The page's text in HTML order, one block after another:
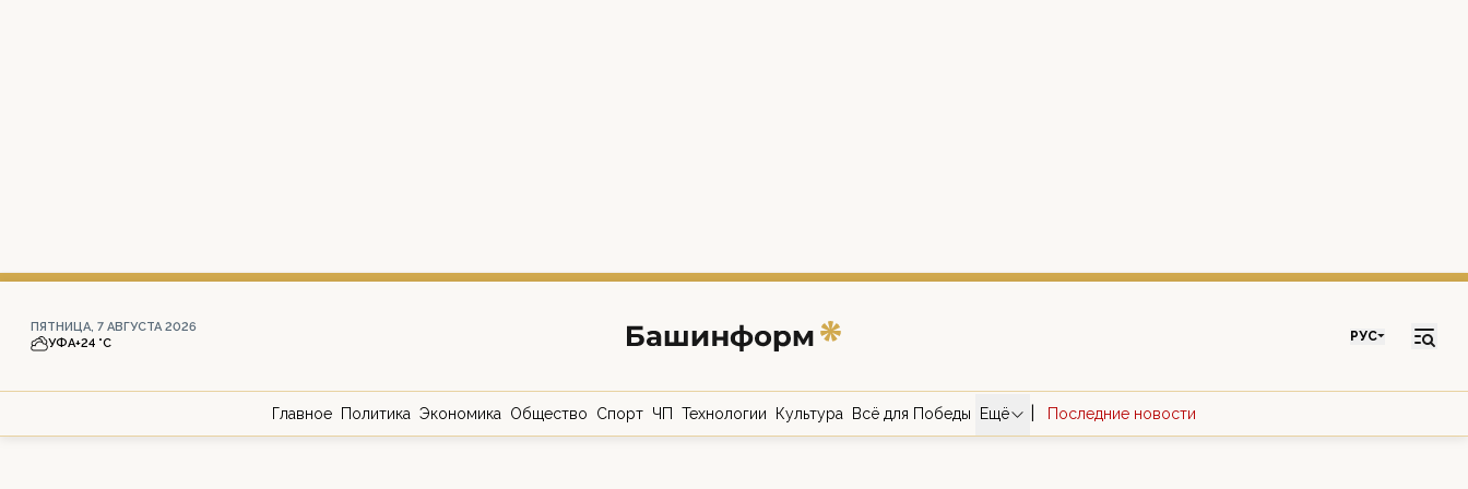
ПЯТНИЦА, 7 АВГУСТА 2026
УФА+24 °С РУС
Главное Политика Экономика Общество Спорт ЧП Технологии Культура Всё для Победы Ещё Последние новости